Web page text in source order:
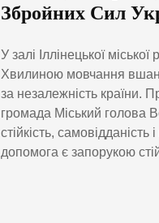
Збройних Сил
У залі Іллінецької
Хвилиною мовчання
за незалежність країни.
громада Міський голова
стійкість,
допомога є запорукою